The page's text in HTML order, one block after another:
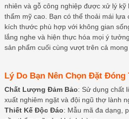
nhiên và gỗ công nghiệp được xử lý
thẩm mỹ cao. Bạn có thể thoải mái lựa
kích thước phù hợp với không gian
lắng nghe và hiện thực hóa mọi ý
sản phẩm cuối cùng vượt trên cả mong
Lý Do Bạn Nên Chọn Đặt Đóng
Chất Lượng Đảm Bảo: Sử dụng chất
xuất nghiêm ngặt và đội ngũ thợ lành
Thiết Kế Độc Đáo: Mẫu mã đa dạng,